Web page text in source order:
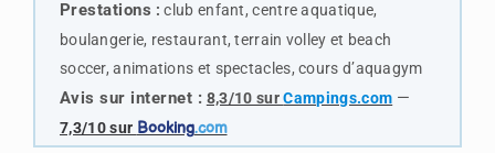
Prestations : club enfant, centre aquatique,
boulangerie, restaurant, terrain volley et beach
soccer, animations et spectacles, cours d’aquagym
Avis sur internet : 8,3/10 surCampings.com —
7,3/10 sur Booking.com